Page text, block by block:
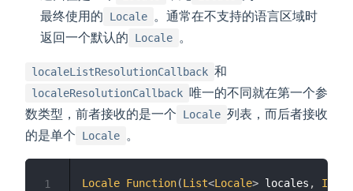
最终使用的
Locale
。通常在不支持的语言区域时
返回一个默认的
Locale 。
localeListResolutionCallback 和
localeResolutionCallback 唯一的不同就在第一个参
数类型，前者接收的是一个
Locale 列表，而后者接收
的是单个
Locale 。
Locale Function(List<Locale> locales ,
1